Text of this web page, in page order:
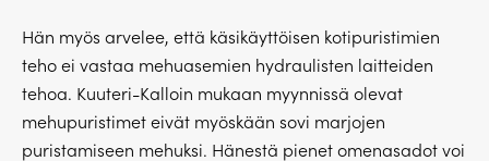
Hän myös arvelee, että käsikäyttöisen kotipuristimien
teho ei vastaa mehuasemien hydraulisten laitteiden
tehoa. Kuuteri-Kalloin mukaan myynnissä olevat
mehupuristimet eivät myöskään sovi marjojen
puristamiseen mehuksi. Hänestä pienet omenasadot voi